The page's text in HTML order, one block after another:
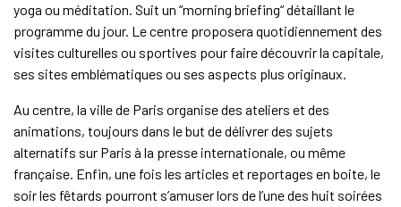
yoga ou méditation. Suit un “morning briefing“ détaillant le
programme du jour. Le centre proposera quotidiennement des
visites culturelles ou sportives pour faire découvrir la capitale,
ses sites emblématiques ou ses aspects plus originaux.
Au centre, la ville de Paris organise des ateliers et des
animations, toujours dans le but de délivrer des sujets
alternatifs sur Paris à la presse internationale, ou même
française. Enfin, une fois les articles et reportages en boite, le
soir les fêtards pourront s’amuser lors de l’une des huit soirées